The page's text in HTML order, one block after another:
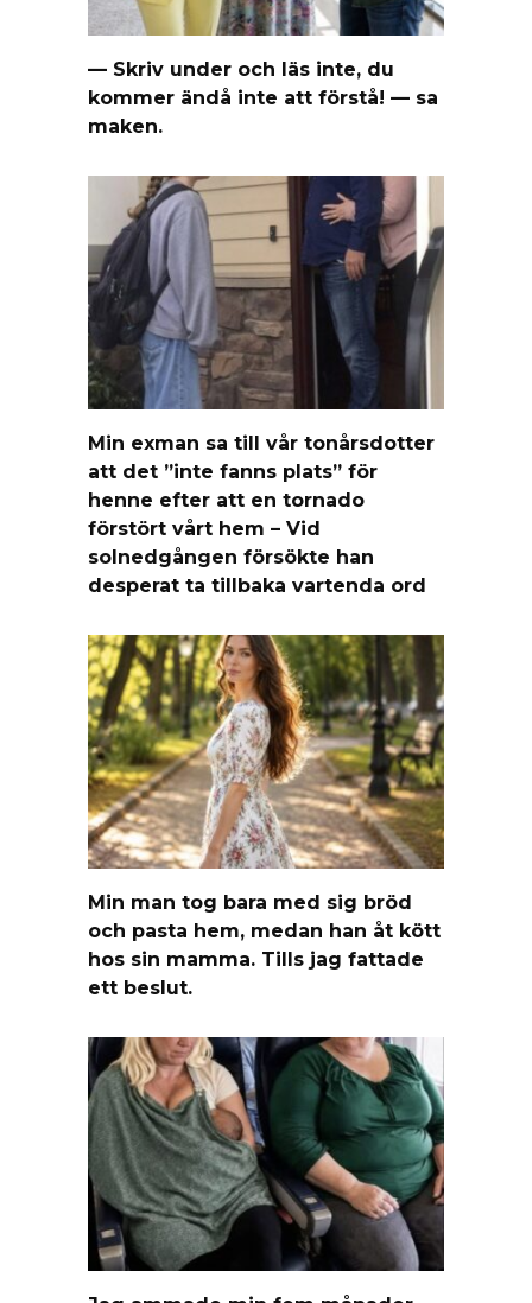
— Skriv under och läs inte, du
kommer ändå inte att förstå! — sa
maken.
Min exman sa till vår tonårsdotter
att det ”inte fanns plats” för
henne efter att en tornado
förstört vårt hem – Vid
solnedgången försökte han
desperat ta tillbaka vartenda ord
Min man tog bara med sig bröd
och pasta hem, medan han åt kött
hos sin mamma. Tills jag fattade
ett beslut.